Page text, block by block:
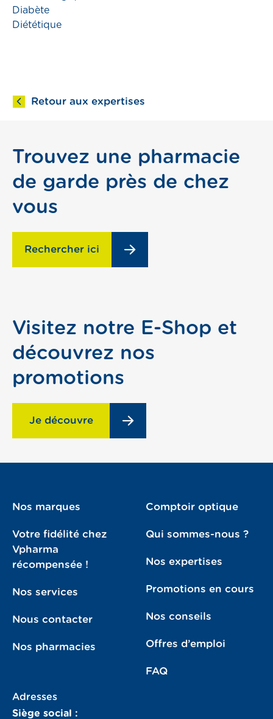
Diabète
Diététique
Retour aux expertises
Trouvez une pharmacie
de garde près de chez
vous
Rechercher ici
Visitez notre E-Shop et
découvrez nos
promotions
Je découvre
Nos marques
Votre fidélité chez
Vpharma
récompensée !
Nos services
Nous contacter
Nos pharmacies
Comptoir optique
Qui sommes-nous ?
Nos expertises
Promotions en cours
Nos conseils
Offres d’emploi
FAQ
Adresses
Siège social :